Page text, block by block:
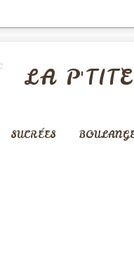
LA
SUCRÉES